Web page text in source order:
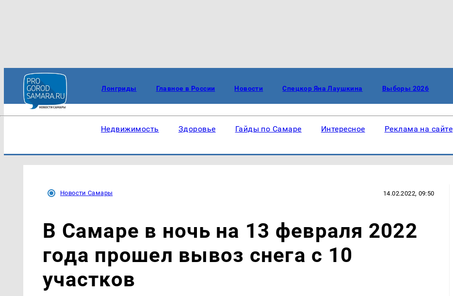
Лонгриды Главное в России Новости Спецкор Яна Лаушкина Выборы 2026
Недвижимость Здоровье Гайды по Самаре Интересное Реклама на сайте
Новости Самары 14.02.2022, 09:50
В Самаре в ночь на 13 февраля 2022
года прошел вывоз снега с 10
участков